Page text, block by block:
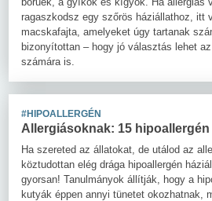
ragaszkodsz egy szőrös háziállathoz, itt
macskafajta, amelyeket úgy tartanak
bizonyítottan – hogy jó választás lehet
számára is.
#HIPOALLERGÉN
Allergiásoknak: 15
Ha szereted az állatokat, de utálod az
köztudottan elég drága hipoallergén
gyorsan! Tanulmányok állítják, hogy a
kutyák éppen annyi tünetet okozhatnak,